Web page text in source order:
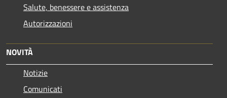
Salute, benessere e assistenza
Autorizzazioni
NOVITÀ
Notizie
Comunicati